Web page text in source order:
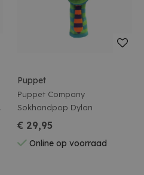
Puppet
Puppet Company
Sokhandpop Dylan
€ 29,95
Online op voorraad